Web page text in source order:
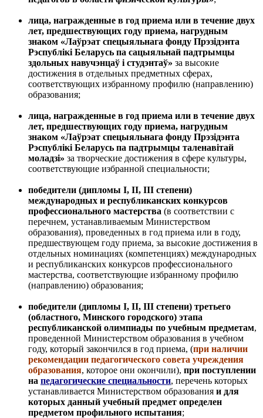
лица, награжденные в год приема или в течение двух
лет, предшествующих году приема, нагрудным
знаком «Лаўрэат спецыяльнага фонду Прэзідэнта
Рэспублікі Беларусь па сацыяльнай падтрымцы
здольных навучэнцаў i студэнтаў» за высокие
достижения в отдельных предметных сферах,
соответствующих избранному профилю (направлению)
образования;
лица, награжденные в год приема или в течение двух
лет, предшествующих году приема, нагрудным
знаком «Лаўрэат спецыяльнага фонду Прэзідэнта
Рэспублікі Беларусь па падтрымцы таленавітай
моладзі» за творческие достижения в сфере культуры,
соответствующие избранной специальности;
победители (дипломы I, II, III степени)
международных и республиканских конкурсов
профессионального мастерства (в соответствии с
перечнем, устанавливаемым Министерством
образования), проведенных в год приема или в году,
предшествующем году приема, за высокие достижения в
отдельных номинациях (компетенциях) международных
и республиканских конкурсов профессионального
мастерства, соответствующие избранному профилю
(направлению) образования;
победители (дипломы I, II, III степени) третьего
(областного, Минского городского) этапа
республиканской олимпиады по учебным предметам,
проведенной Министерством образования в учебном
году, который закончился в год приема, (при наличии
рекомендации педагогического совета учреждения
образования, которое они окончили), при поступлении
на педагогические специальности, перечень которых
устанавливается Министерством образования и для
которых данный учебный предмет определен
предметом профильного испытания;